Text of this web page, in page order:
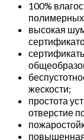
100%
высокая
жескости;
простота
отверстие
повышенная